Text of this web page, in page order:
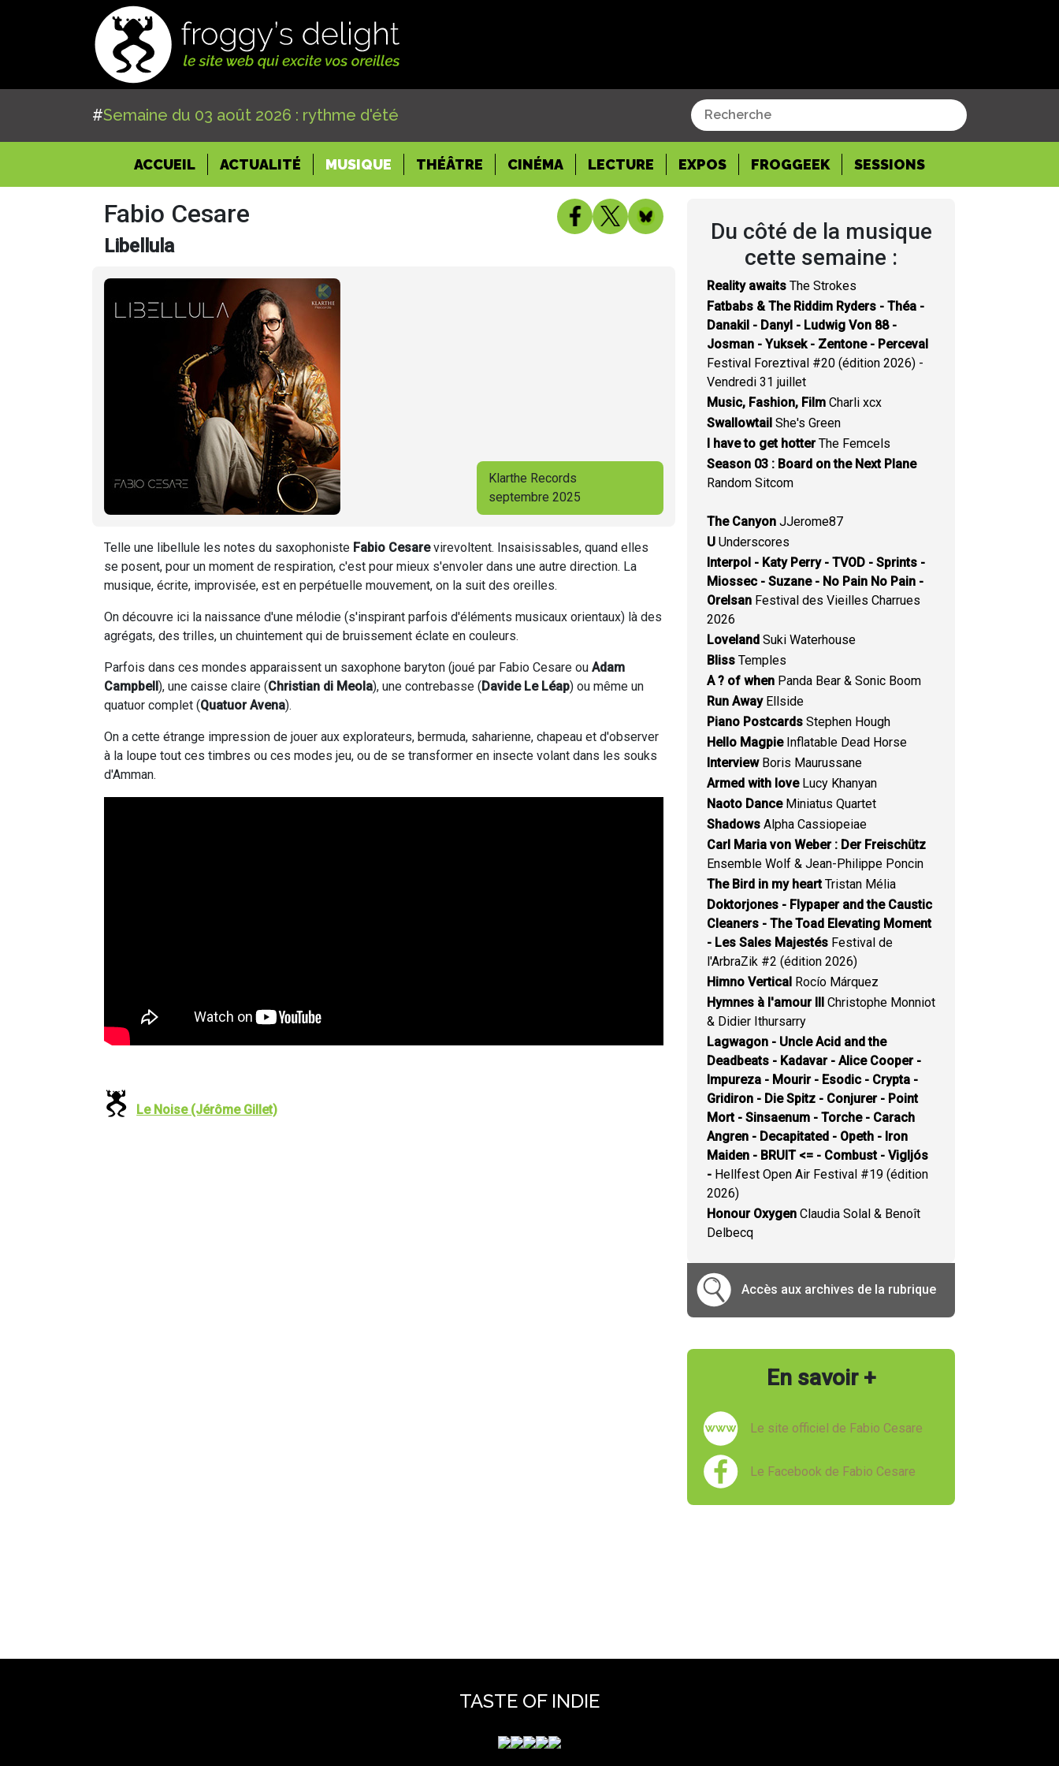
#Semaine du 03 août 2026 : rythme d'été
ACCUEIL(CURRENT)
ACTUALITÉ MUSIQUE THÉÂTRE CINÉMA LECTURE EXPOS FROGGEEK SESSIONS
Fabio Cesare
Libellula
Klarthe Records
septembre 2025
Telle une libellule les notes du saxophoniste Fabio Cesarevirevoltent. Insaisissables, quand elles
se posent, pour un moment de respiration, c'est pour mieux s'envoler dans une autre direction. La
musique, écrite, improvisée, est en perpétuelle mouvement, on la suit des oreilles.
On découvre ici la naissance d'une mélodie (s'inspirant parfois d'éléments musicaux orientaux) là des
agrégats, des trilles, un chuintement qui de bruissement éclate en couleurs.
Parfois dans ces mondes apparaissent un saxophone baryton (joué par Fabio Cesare ou Adam
Campbell), une caisse claire (Christian di Meola), une contrebasse (Davide Le Léap) ou même un
quatuor complet (Quatuor Avena).
On a cette étrange impression de jouer aux explorateurs, bermuda, saharienne, chapeau et d'observer
à la loupe tout ces timbres ou ces modes jeu, ou de se transformer en insecte volant dans les souks
d'Amman.
Le Noise (Jérôme Gillet)
Du côté de la musique
cette semaine :
Reality awaits The Strokes
Fatbabs & The Riddim Ryders - Théa -
Danakil - Danyl - Ludwig Von 88 -
Josman - Yuksek - Zentone - Perceval
Festival Foreztival #20 (édition 2026) -
Vendredi 31 juillet
Music, Fashion, Film Charli xcx
Swallowtail She's Green
I have to get hotterThe Femcels
Season 03 : Board on the Next Plane
Random Sitcom
The Canyon JJerome87
U Underscores
Interpol - Katy Perry - TVOD - Sprints -
Miossec - Suzane - No Pain No Pain -
Orelsan Festival des Vieilles Charrues
2026
Loveland Suki Waterhouse
Bliss Temples
A ? of when Panda Bear & Sonic Boom
Run AwayEllside
Piano Postcards Stephen Hough
Hello MagpieInflatable Dead Horse
InterviewBoris Maurussane
Armed with loveLucy Khanyan
Naoto DanceMiniatus Quartet
Shadows Alpha Cassiopeiae
Carl Maria von Weber : Der Freischütz
Ensemble Wolf & Jean-Philippe Poncin
The Bird in my heartTristan Mélia
Doktorjones - Flypaper and the Caustic
Cleaners - The Toad Elevating Moment
- Les Sales Majestés Festival de
l'ArbraZik #2 (édition 2026)
Himno Vertical Rocío Márquez
Hymnes à l'amour III Christophe Monniot
& Didier Ithursarry
Lagwagon - Uncle Acid and the
Deadbeats - Kadavar - Alice Cooper -
Impureza - Mourir - Esodic - Crypta -
Gridiron - Die Spitz - Conjurer - Point
Mort - Sinsaenum - Torche - Carach
Angren - Decapitated - Opeth - Iron
Maiden - BRUIT <= - Combust - Vigljós
- Hellfest Open Air Festival #19 (édition
2026)
Honour Oxygen Claudia Solal & Benoît
Delbecq
Accès aux archives de la rubrique
En savoir +
Le site officiel de Fabio Cesare
Le Facebook de Fabio Cesare
TASTE OF INDIE